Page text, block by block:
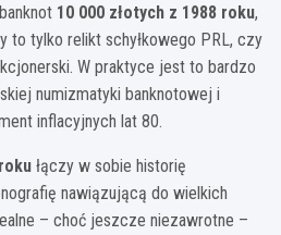
10 000 złotych z 1988 roku,
to tylko relikt schyłkowego PRL, czy
W praktyce jest to bardzo
numizmatyki banknotowej i
inflacyjnych lat 80.
łączy w sobie historię
nawiązującą do wielkich
– choć jeszcze niezawrotne –